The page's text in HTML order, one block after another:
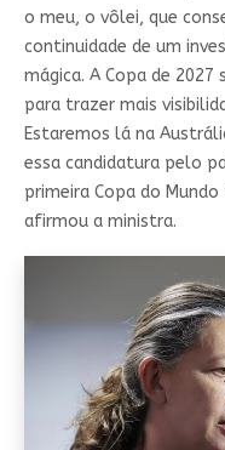
o meu, o vôlei, que
continuidade de um
mágica. A Copa de
para trazer mais
Estaremos lá na
essa candidatura pelo
primeira Copa do
afirmou a ministra.